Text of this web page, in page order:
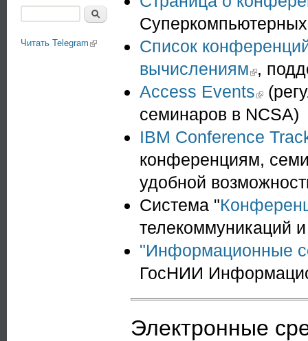
Список
вычислениям (link is
,
Access Events (link is
семинаров в NCSA)
IBM Conference
конференциям,
удобной
Система "
телекоммуникаций
"Информационные
ГосНИИ
Электронные
Читать Telegram (link is external)